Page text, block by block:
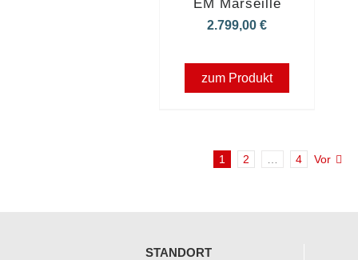
EM Marseille
2.799,00€
zum Produkt
1 2 4 Vor
STANDORT